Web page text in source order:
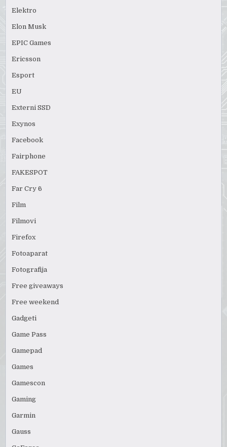
Elektro
Elon Musk
EPIC Games
Ericsson
Esport
EU
Externi SSD
Exynos
Facebook
Fairphone
FAKESPOT
Far Cry 6
Film
Filmovi
Firefox
Fotoaparat
Fotografija
Free giveaways
Free weekend
Gadgeti
Game Pass
Gamepad
Games
Gamescon
Gaming
Garmin
Gauss